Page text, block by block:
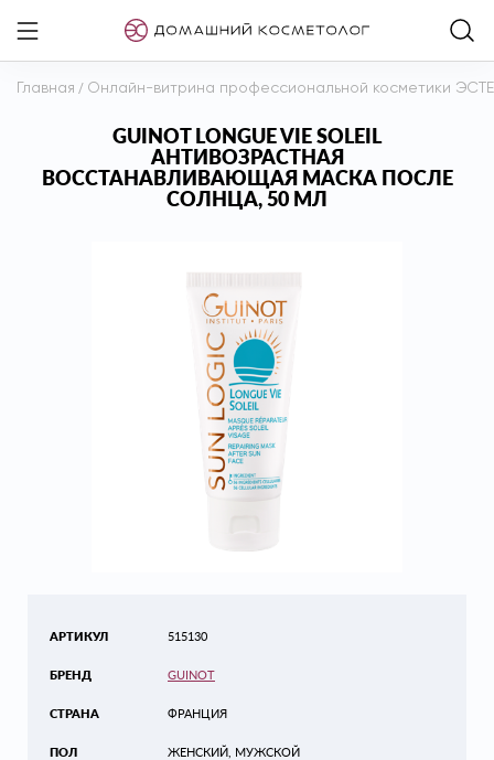
Главная / Онлайн-витрина профессиональной косметики
GUINOT LONGUE VIE SOLEIL
АНТИВОЗРАСТНАЯ
ВОССТАНАВЛИВАЮЩАЯ МАСКА ПОСЛЕ
СОЛНЦА, 50 МЛ
АРТИКУЛ
БРЕНД
СТРАНА
ПОЛ
515130
GUINOT
ФРАНЦИЯ
ЖЕНСКИЙ, МУЖСКОЙ